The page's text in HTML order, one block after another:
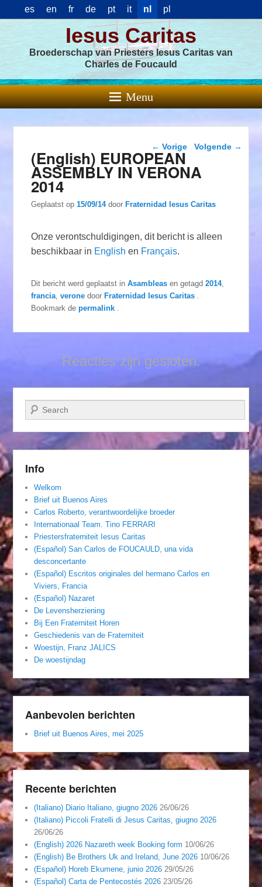
es en fr de pt it nl pl
Iesus Caritas
Broederschap van Priesters Iesus Caritas van
Charles de Foucauld
Menu
Berichtnavigatie
← Vorige Volgende →
(English) EUROPEAN
ASSEMBLY IN VERONA
2014
Geplaatst op15/09/14 doorFraternidad Iesus Caritas
Onze verontschuldigingen, dit bericht is alleen
beschikbaar in English en Français.
Dit bericht werd geplaatst inAsambleas en getagd2014,
francia ,verone doorFraternidad Iesus Caritas
Bookmark depermalink
Reacties zijn gesloten.
Zoeken
Info
Welkom
Brief uit Buenos Aires
Carlos Roberto, verantwoordelijke broeder
Internationaal Team. Tino FERRARI
Priestersfraterniteit Iesus Caritas
(Español) San Carlos de FOUCAULD, una vida
desconcertante
(Español) Escritos originales del hermano Carlos en
Viviers, Francia
(Español) Nazaret
De Levensherziening
Bij Een Fraterniteit Horen
Geschiedenis van de Fraterniteit
Woestijn, Franz JALICS
De woestijndag
Aanbevolen berichten
Brief uit Buenos Aires, mei 2025
Recente berichten
(Italiano) Diario Italiano, giugno 2026 26/06/26
(Italiano) Piccoli Fratelli di Jesus Caritas, giugno 2026
26/06/26
(English) 2026 Nazareth week Booking form 10/06/26
(English) Be Brothers Uk and Ireland, June 2026 10/06/26
(Español) Horeb Ekumene, junio 2026 29/05/26
(Español) Carta de Pentecostés 2026 23/05/26